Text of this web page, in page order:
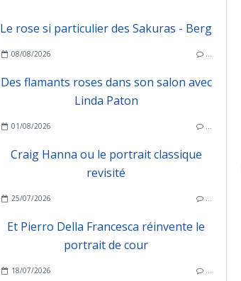
Le rose si particulier des Sakuras - Berg
08/08/2026 …
Des flamants roses dans son salon avec
Linda Paton
01/08/2026 …
Craig Hanna ou le portrait classique
revisité
25/07/2026 …
Et Pierro Della Francesca réinvente le
portrait de cour
18/07/2026 …